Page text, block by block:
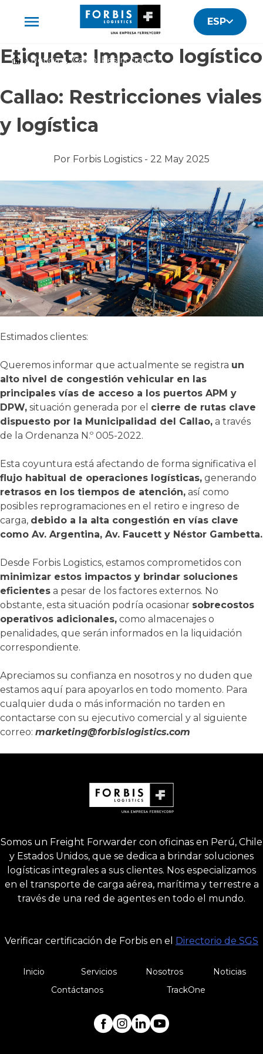
ESP
Etiqueta: Impacto logístico
Noticias Callao: Restricciones viales y logística
Callao: Restricciones viales
y logística
Por Forbis Logistics - 22 May 2025
Estimados clientes:
Queremos informar que actualmente se registra un
alto nivel de congestión vehicular en las
principales vías de acceso a los puertos APM y
DPW, situación generada por el cierre de rutas clave
dispuesto por la Municipalidad del Callao, a través
de la Ordenanza N.º 005-2022.
Esta coyuntura está afectando de forma significativa el
flujo habitual de operaciones logísticas, generando
retrasos en los tiempos de atención, así como
posibles reprogramaciones en el retiro e ingreso de
carga, debido a la alta congestión en vías clave
como Av. Argentina, Av. Faucett y Néstor Gambetta.
Desde Forbis Logistics, estamos comprometidos con
minimizar estos impactos y brindar soluciones
eficientes a pesar de los factores externos. No
obstante, esta situación podría ocasionar sobrecostos
operativos adicionales, como almacenajes o
penalidades, que serán informados en la liquidación
correspondiente.
Apreciamos su confianza en nosotros y no duden que
estamos aquí para apoyarlos en todo momento. Para
cualquier duda o más información no tarden en
contactarse con su ejecutivo comercial y al siguiente
correo: marketing@forbislogistics.com
Somos un Freight Forwarder con oficinas en Perú, Chile
y Estados Unidos, que se dedica a brindar soluciones
logísticas integrales a sus clientes. Nos especializamos
en el transporte de carga aérea, marítima y terrestre a
través de una red de agentes en todo el mundo.
Verificar certificación de Forbis en el Directorio de SGS
Inicio Servicios Nosotros
Noticias
Contáctanos
TrackOne